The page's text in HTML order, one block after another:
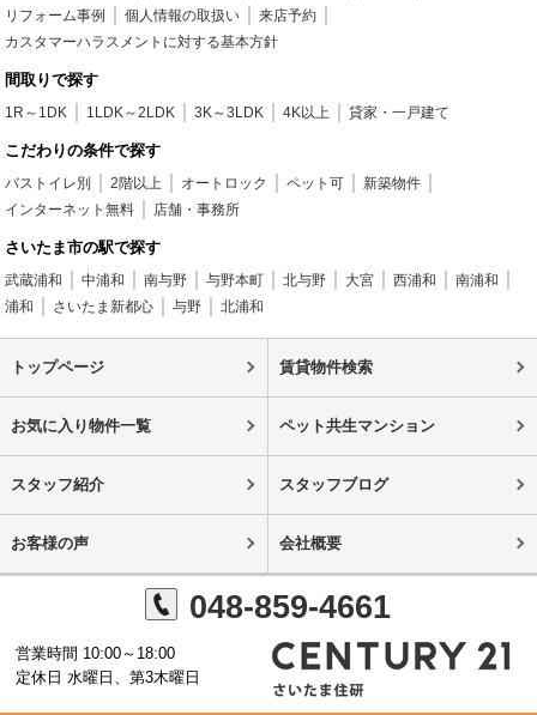
リフォーム事例
個人情報の取扱い
来店予約
カスタマーハラスメントに対する基本方針
間取りで探す
1R～1DK 1LDK～2LDK 3K～3LDK 4K以上 貸家・一戸建て
こだわりの条件で探す
バストイレ別 2階以上 オートロック ペット可
新築物件
インターネット無料
店舗・事務所
さいたま市の駅で探す
武蔵浦和 中浦和 南与野 与野本町 北与野 大宮 西浦和
南浦和
浦和
さいたま新都心 与野 北浦和
トップページ 賃貸物件検索
お気に入り物件一覧 ペット共生マンション
スタッフ紹介 スタッフブログ
お客様の声 会社概要
048-859-4661
営業時間 10:00～18:00
定休日 水曜日、第3木曜日